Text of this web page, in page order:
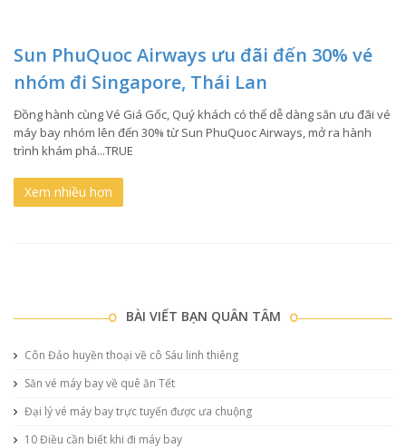
Sun PhuQuoc Airways ưu đãi đến 30% vé
nhóm đi Singapore, Thái Lan
Đồng hành cùng Vé Giá Gốc, Quý khách có thể dễ dàng săn ưu đãi vé
máy bay nhóm lên đến 30% từ Sun PhuQuoc Airways, mở ra hành
trình khám phá...TRUE
Xem nhiều hơn
BÀI VIẾT BẠN QUÂN TÂM
Côn Đảo huyền thoại về cô Sáu linh thiêng
Săn vé máy bay về quê ăn Tết
Đại lý vé máy bay trực tuyến được ưa chuộng
10 Điều cần biết khi đi máy bay